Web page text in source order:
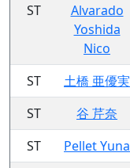
ST
Alvarado
Yoshida
Nico
ST 土橋 亜優実
ST
谷 芹奈
ST
Pellet Yuna